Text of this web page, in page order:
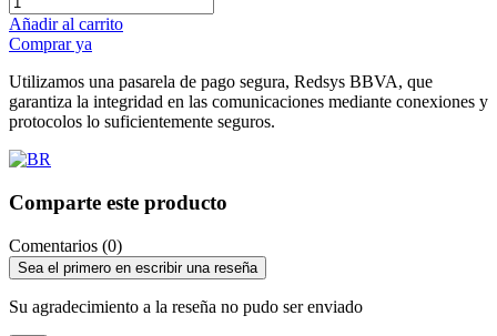
Añadir al carrito
Comprar ya
Utilizamos una pasarela de pago segura, Redsys BBVA, que
garantiza la integridad en las comunicaciones mediante conexiones y
protocolos lo suficientemente seguros.
Comparte este producto
Comentarios (0)
Sea el primero en escribir una reseña
Su agradecimiento a la reseña no pudo ser enviado